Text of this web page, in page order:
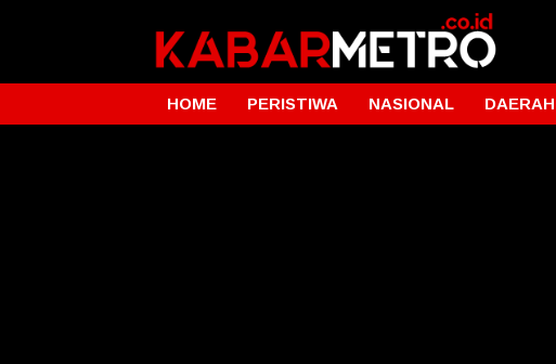
HOME PERISTIWA NASIONAL DAERAH